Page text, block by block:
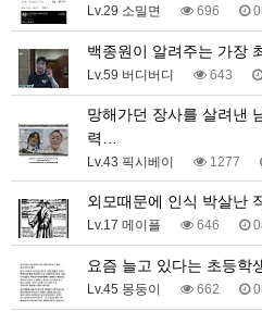
Lv.29 소밀면 696
백종원이 알려주는 가장
Lv.59 버디버디 643
망해가던 장사를 살려낸
력…
Lv.43 픽시베이 1277
외모때문에 인식 박살난
Lv.17 메이플 646
요즘 늘고 있다는 초등학
Lv.45 몽둥이 662